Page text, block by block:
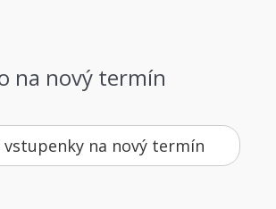
na nový termín
na nový termín